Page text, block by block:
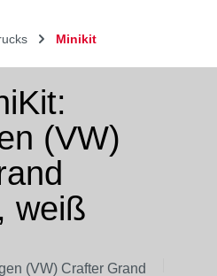
Minikit
(VW)
weiß